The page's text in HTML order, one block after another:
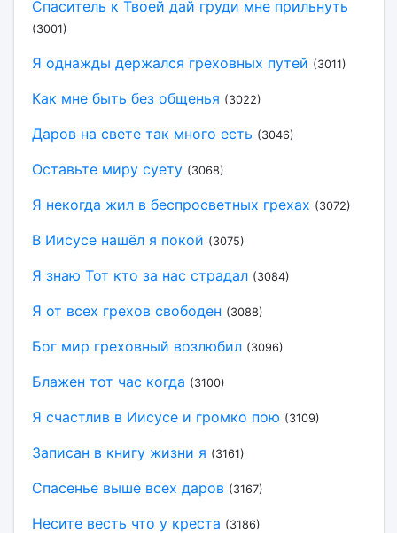
Спаситель к Твоей дай груди мне прильнуть
(3001)
Я однажды держался греховных путей (3011)
Как мне быть без общенья (3022)
Даров на свете так много есть (3046)
Оставьте миру суету (3068)
Я некогда жил в беспросветных грехах (3072)
В Иисусе нашёл я покой (3075)
Я знаю Тот кто за нас страдал (3084)
Я от всех грехов свободен (3088)
Бог мир греховный возлюбил (3096)
Блажен тот час когда (3100)
Я счастлив в Иисусе и громко пою (3109)
Записан в книгу жизни я (3161)
Спасенье выше всех даров (3167)
Несите весть что у креста (3186)